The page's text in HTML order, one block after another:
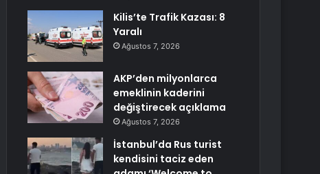
Kilis’te Trafik Kazası: 8
Yaralı
Ağustos 7, 2026
AKP’den milyonlarca
emeklinin kaderini
değiştirecek açıklama
Ağustos 7, 2026
İstanbul’da Rus turist
kendisini taciz eden